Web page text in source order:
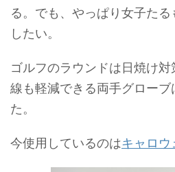
る。でも、やっぱり女子た
したい。
ゴルフのラウンドは日焼け
線も軽減できる両手グローブ
た。
今使用しているのはキャロウ